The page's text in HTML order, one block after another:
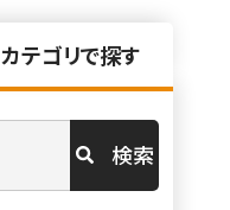
カテゴリで探す
検索